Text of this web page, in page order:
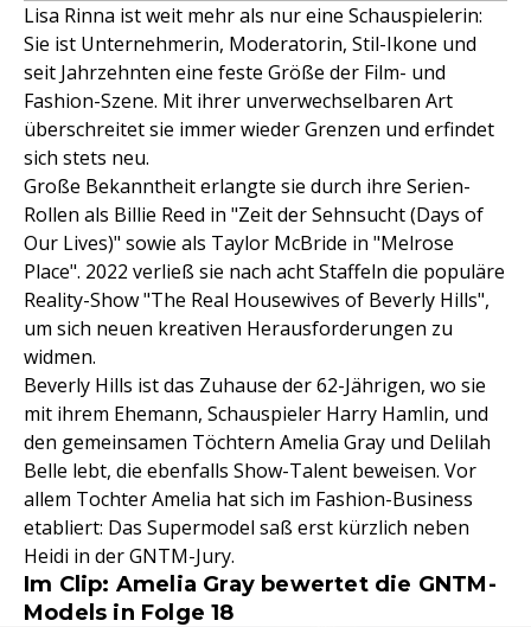
Lisa Rinna ist weit mehr als nur eine Schauspielerin:
Sie ist Unternehmerin, Moderatorin, Stil-Ikone und
seit Jahrzehnten eine feste Größe der Film- und
Fashion-Szene. Mit ihrer unverwechselbaren Art
überschreitet sie immer wieder Grenzen und erfindet
sich stets neu.
Große Bekanntheit erlangte sie durch ihre Serien-
Rollen als Billie Reed in "Zeit der Sehnsucht (Days of
Our Lives)" sowie als Taylor McBride in "Melrose
Place". 2022 verließ sie nach acht Staffeln die populäre
Reality-Show "The Real Housewives of Beverly Hills",
um sich neuen kreativen Herausforderungen zu
widmen.
Beverly Hills ist das Zuhause der 62-Jährigen, wo sie
mit ihrem Ehemann, Schauspieler Harry Hamlin, und
den gemeinsamen Töchtern Amelia Gray und Delilah
Belle lebt, die ebenfalls Show-Talent beweisen. Vor
allem Tochter Amelia hat sich im Fashion-Business
etabliert: Das Supermodel saß erst kürzlich neben
Heidi in der GNTM-Jury.
Im Clip: Amelia Gray bewertet die GNTM-
Models in Folge 18